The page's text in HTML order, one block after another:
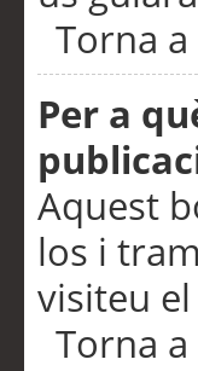
Torna a
Per a
Aquest
los i
visiteu
Torna a